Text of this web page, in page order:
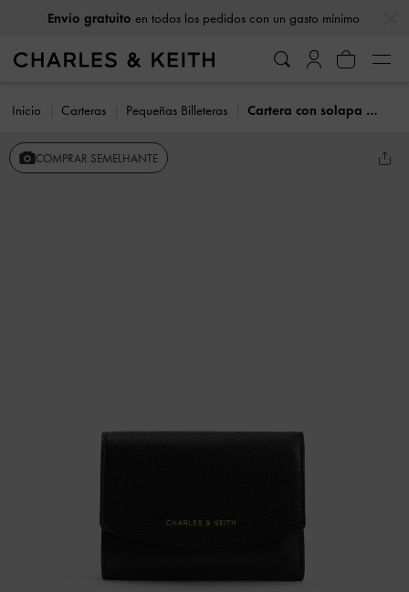
Envío gratuito en todos los pedidos con un gasto mínimo
Inicio Carteras Pequeñas Billeteras Cartera con solapa curvada
COMPRAR SEMELHANTE